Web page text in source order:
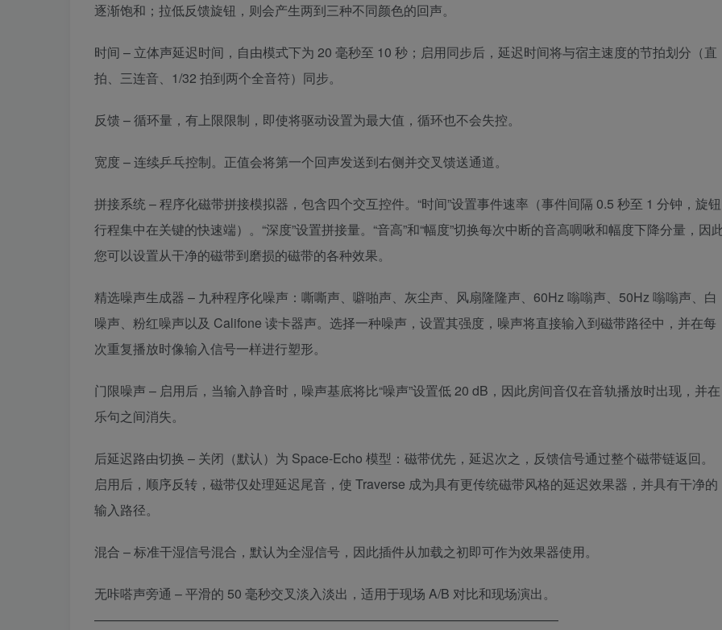
逐渐饱和；拉低反馈旋钮，则会产生两到三种不同颜色的回声。
时间 – 立体声延迟时间，自由模式下为 20 毫秒至 10 秒；启用同步后，延迟时间将与宿主速度的节拍划分（直
拍、三连音、1/32 拍到两个全音符）同步。
反馈 – 循环量，有上限限制，即使将驱动设置为最大值，循环也不会失控。
宽度 – 连续乒乓控制。正值会将第一个回声发送到右侧并交叉馈送通道。
拼接系统 – 程序化磁带拼接模拟器，包含四个交互控件。“时间”设置事件速率（事件间隔 0.5 秒至 1 分钟，旋钮
行程集中在关键的快速端）。“深度”设置拼接量。“音高”和“幅度”切换每次中断的音高啁啾和幅度下降分量，因
您可以设置从干净的磁带到磨损的磁带的各种效果。
精选噪声生成器 – 九种程序化噪声：嘶嘶声、噼啪声、灰尘声、风扇隆隆声、60Hz 嗡嗡声、50Hz 嗡嗡声、白
噪声、粉红噪声以及 Califone 读卡器声。选择一种噪声，设置其强度，噪声将直接输入到磁带路径中，并在每
次重复播放时像输入信号一样进行塑形。
门限噪声 – 启用后，当输入静音时，噪声基底将比“噪声”设置低 20 dB，因此房间音仅在音轨播放时出现，并在
乐句之间消失。
后延迟路由切换 – 关闭（默认）为 Space-Echo 模型：磁带优先，延迟次之，反馈信号通过整个磁带链返回。
启用后，顺序反转，磁带仅处理延迟尾音，使 Traverse 成为具有更传统磁带风格的延迟效果器，并具有干净的
输入路径。
混合 – 标准干湿信号混合，默认为全湿信号，因此插件从加载之初即可作为效果器使用。
无咔嗒声旁通 – 平滑的 50 毫秒交叉淡入淡出，适用于现场 A/B 对比和现场演出。
————————————————————————————————————